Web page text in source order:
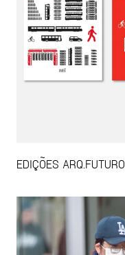
EDIÇÕES ARQ.FUTURO